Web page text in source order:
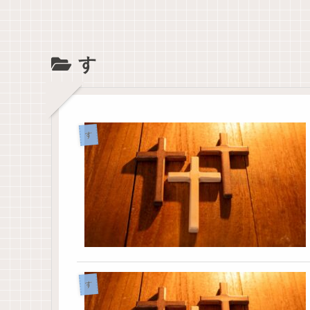
す
す
す